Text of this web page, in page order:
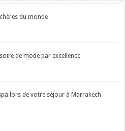
du monde
de mode par excellence
lors de votre séjour à Marrakech